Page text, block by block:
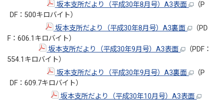
坂本支所だより（平成30年8月号）A3表面
（P
DF：500キロバイト）
坂本支所だより（平成30年8月号）A3裏面
（PD
F：606.1キロバイト）
坂本支所だより（平成30年9月号）A3表面
（PDF：
554.1キロバイト）
坂本支所だより（平成30年9月号）A3裏面
（P
DF：609.7キロバイト）
坂本支所だより（平成30年10月号）A3表面